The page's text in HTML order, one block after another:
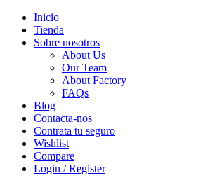
Inicio
Tienda
Sobre nosotros
About Us
Our Team
About Factory
FAQs
Blog
Contacta-nos
Contrata tu seguro
Wishlist
Compare
Login / Register